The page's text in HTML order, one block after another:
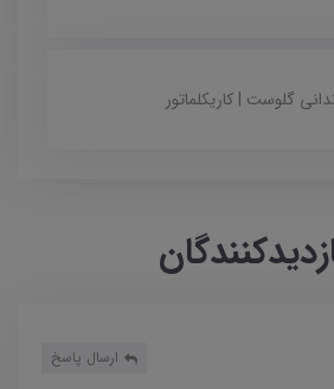
گلوست | کاریکلماتور
ارسال پاسخ